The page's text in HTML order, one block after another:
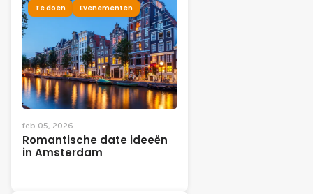
Te doen Evenementen
feb 05, 2026
Romantische date ideeën
in Amsterdam